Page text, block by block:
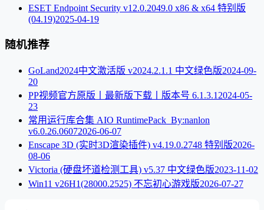
ESET Endpoint Security v12.0.2049.0 x86 & x64 特别版
(04.19)2025-04-19
随机推荐
GoLand2024中文激活版 v2024.2.1.1 中文绿色版2024-09-
20
PP视频官方原版丨最新版下载丨版本号 6.1.3.1 2024-05-
23
常用运行库合集 AIO RuntimePack_By:nanlon
v6.0.26.06072026-06-07
Enscape 3D (实时3D渲染插件) v4.19.0.2748 特别版2026-
08-06
Victoria (硬盘坏道检测工具) v5.37 中文绿色版2023-11-02
Win11 v26H1(28000.2525) 不忘初心游戏版2026-07-27